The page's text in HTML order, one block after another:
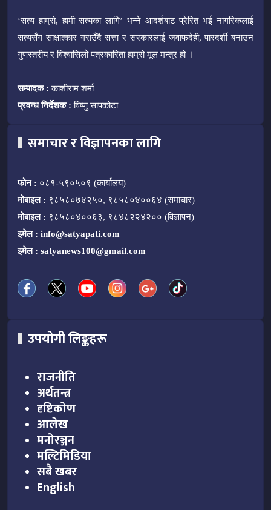
‘सत्य हाम्रो, हामी सत्यका लागि’ भन्ने आदर्शबाट प्रेरित भई नागरिकलाई
सत्यसँग साक्षात्कार गराउँदै सत्ता र सरकारलाई जवाफदेही, पारदर्शी बनाउन
गुणस्तरीय र विश्वासिलो पत्रकारिता हाम्रो मूल मन्त्र हो ।
सम्पादक : काशीराम शर्मा
प्रवन्ध निर्देशक : विष्णु सापकोटा
समाचार र विज्ञापनका लागि
फोन : ०८१-५९०५०९ (कार्यालय)
मोबाइल : ९८५८०७४२५०, ९८५८०४००६४ (समाचार)
मोबाइल : ९८५८०४००६३, ९८४८२२४२०० (विज्ञापन)
इमेल : info@satyapati.com
इमेल : satyanews100@gmail.com
उपयोगी लिङ्कहरू
राजनीति
अर्थतन्त्र
दृष्टिकोण
आलेख
मनोरञ्जन
मल्टिमिडिया
सबै खबर
English